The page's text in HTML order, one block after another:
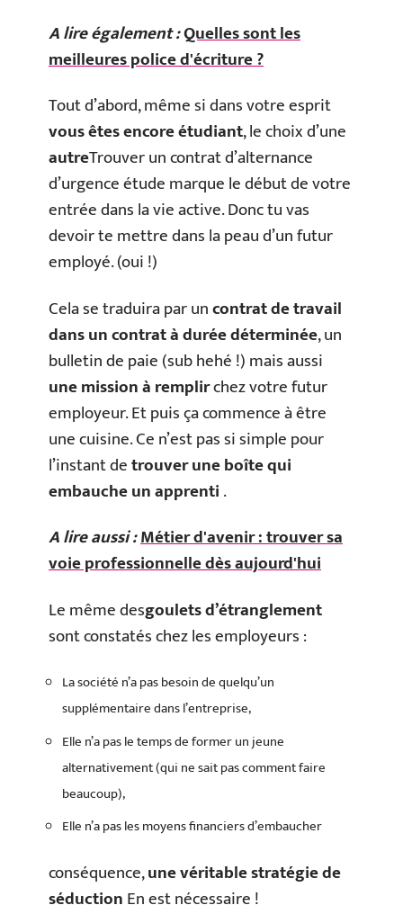
A lire également :Quelles sont les
meilleures police d'écriture ?
Tout d’abord, même si dans votre esprit
vous êtes encore étudiant, le choix d’une
autreTrouver un contrat d’alternance
d’urgence étude marque le début de votre
entrée dans la vie active. Donc tu vas
devoir te mettre dans la peau d’un futur
employé. (oui !)
Cela se traduira par uncontrat de travail
dans un contrat à durée déterminée, un
bulletin de paie (sub hehé !) mais aussi
une mission à remplirchez votre futur
employeur. Et puis ça commence à être
une cuisine. Ce n’est pas si simple pour
l’instant detrouver une boîte qui
embauche un apprenti.
A lire aussi :Métier d'avenir : trouver sa
voie professionnelle dès aujourd'hui
Le même desgoulets d’étranglement
sont constatés chez les employeurs :
La société n’a pas besoin de quelqu’un
supplémentaire dans l’entreprise,
Elle n’a pas le temps de former un jeune
alternativement (qui ne sait pas comment faire
beaucoup),
Elle n’a pas les moyens financiers d’embaucher
conséquence,une véritable stratégie de
séductionEn est nécessaire !